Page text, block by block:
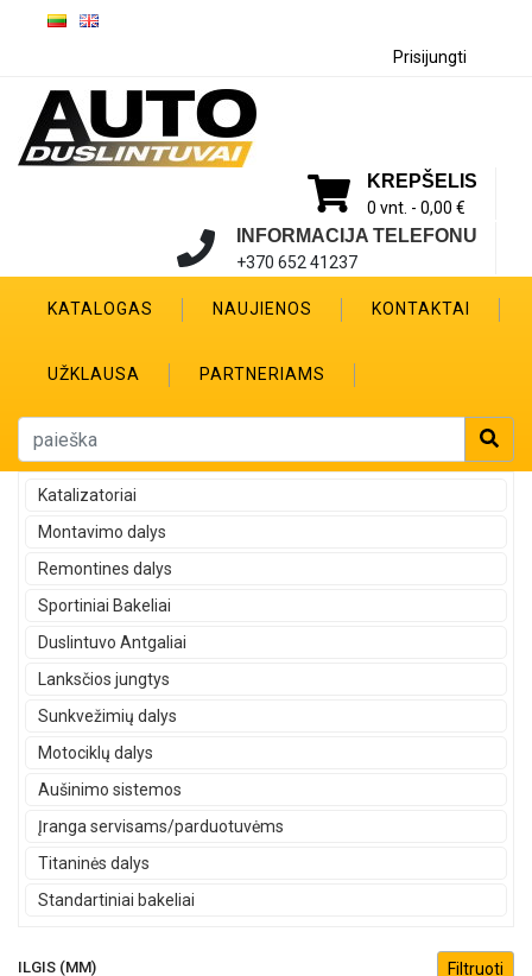
Prisijungti
KREPŠELIS
0 vnt. - 0,00 €
INFORMACIJA TELEFONU
+370 652 41237
KATALOGAS NAUJIENOS KONTAKTAI
UŽKLAUSA PARTNERIAMS
Katalizatoriai
Montavimo dalys
Remontines dalys
Sportiniai Bakeliai
Duslintuvo Antgaliai
Lanksčios jungtys
Sunkvežimių dalys
Motociklų dalys
Aušinimo sistemos
Įranga servisams/parduotuvėms
Titaninės dalys
Standartiniai bakeliai
ILGIS (MM)